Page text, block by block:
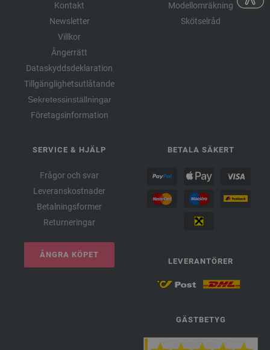
Kontakt
Newsletter
Villkor
Ångerrätt
Dataskyddsdeklaration
Tillgänglighetsutlåtande
Sekretessinställningar
Företagsinformation
Modellomräkning
Skötselråd
SERVICE & HJÄLP
Frågor och svar
Leveranskostnader
Betalningsformer
Returneringar
ÅNGRA KÖPET
BETALA SÄKERT
LEVERANTÖRER
GÄSTBETYG